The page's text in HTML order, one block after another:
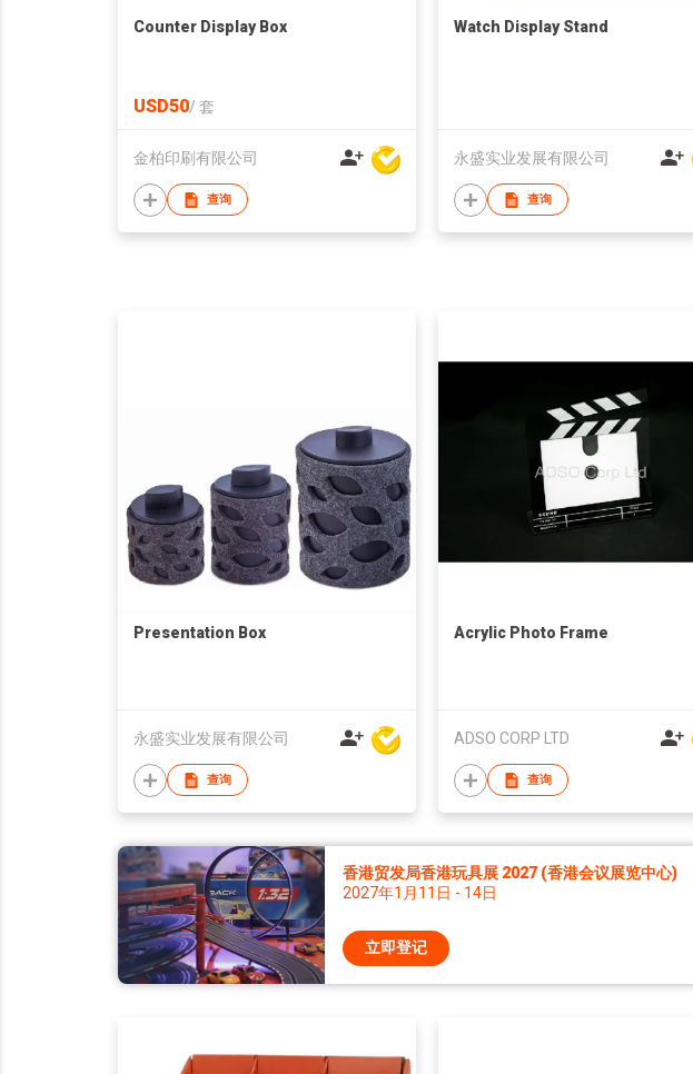
Counter Display Box
USD50/ 套
金柏印刷有限公司
查询
Watch Display Stand
永盛实业发展有限公司
查询
Presentation Box
永盛实业发展有限公司
查询
Acrylic Photo Frame
ADSO CORP LTD
查询
香港贸发局香港玩具展 2027 (香港会议展览中心)
2027年1月11日 - 14日
立即登记